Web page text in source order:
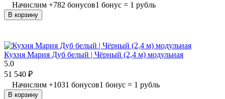
Начислим +782 бонусов1 бонус = 1 рубль
В корзину
Кухня Мария Дуб белый | Чёрный (2,4 м) модульная
5.0
51 540 ₽
Начислим +1031 бонусов1 бонус = 1 рубль
В корзину